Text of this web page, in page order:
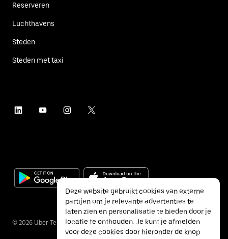
Reserveren
Luchthavens
Steden
Steden met taxi
© 2026 Uber Technologies Inc.
Deze website gebruikt cookies van externe
partijen om je relevante advertenties te
laten zien en personalisatie te bieden door je
locatie te onthouden. Je kunt je afmelden
voor deze cookies door hieronder de knop